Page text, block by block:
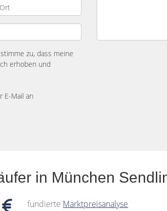
zu, dass meine
erhoben und
E-Mail an
in München
fundierte Marktpreisanalyse